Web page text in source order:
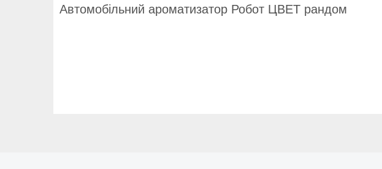
Автомобільний ароматизатор Робот ЦВЕТ рандом